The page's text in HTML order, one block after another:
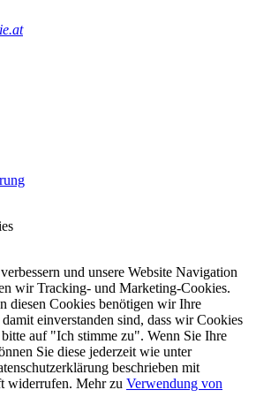
und unsere Website Navigation
wir Tracking- und Marketing-Cookies.
diesen Cookies benötigen wir Ihre
einverstanden sind, dass wir Cookies
auf "Ich stimme zu". Wenn Sie Ihre
Sie diese jederzeit wie unter
beschrieben mit
widerrufen. Mehr zu Verwendung von